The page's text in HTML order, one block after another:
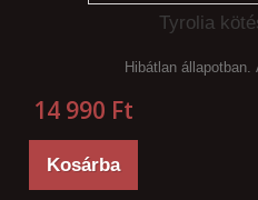
Tyrolia
Hibátlan
14 990 Ft‎
Kosárba